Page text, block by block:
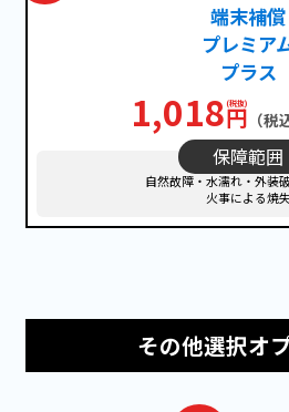
端末補償
プレミア
プラス
1,018円 （税
保障範囲
自然故障・水濡れ・外装
火事による焼失
その他選択オ